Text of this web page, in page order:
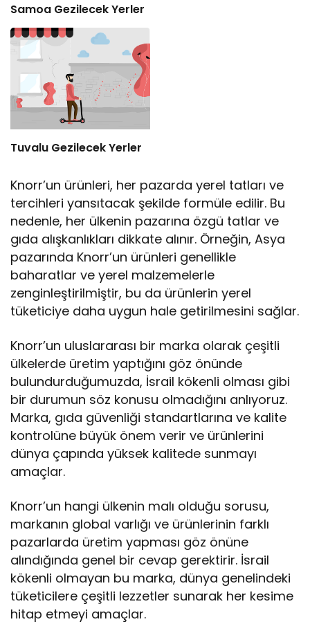
Samoa Gezilecek Yerler
Tuvalu Gezilecek Yerler
Knorr’un ürünleri, her pazarda yerel tatları ve
tercihleri yansıtacak şekilde formüle edilir. Bu
nedenle, her ülkenin pazarına özgü tatlar ve
gıda alışkanlıkları dikkate alınır. Örneğin, Asya
pazarında Knorr’un ürünleri genellikle
baharatlar ve yerel malzemelerle
zenginleştirilmiştir, bu da ürünlerin yerel
tüketiciye daha uygun hale getirilmesini sağlar.
Knorr’un uluslararası bir marka olarak çeşitli
ülkelerde üretim yaptığını göz önünde
bulundurduğumuzda, İsrail kökenli olması gibi
bir durumun söz konusu olmadığını anlıyoruz.
Marka, gıda güvenliği standartlarına ve kalite
kontrolüne büyük önem verir ve ürünlerini
dünya çapında yüksek kalitede sunmayı
amaçlar.
Knorr’un hangi ülkenin malı olduğu sorusu,
markanın global varlığı ve ürünlerinin farklı
pazarlarda üretim yapması göz önüne
alındığında genel bir cevap gerektirir. İsrail
kökenli olmayan bu marka, dünya genelindeki
tüketicilere çeşitli lezzetler sunarak her kesime
hitap etmeyi amaçlar.